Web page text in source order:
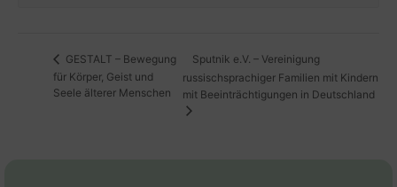
GESTALT – Bewegung
für Körper, Geist und
Seele älterer Menschen
Sputnik e.V. – Vereinigung
russischsprachiger Familien mit Kindern
mit Beeinträchtigungen in Deutschland